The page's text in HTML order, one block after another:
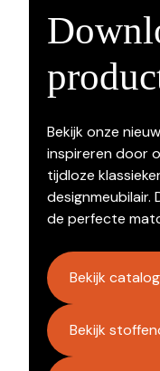
Bekijk onze
inspireren door
tijdloze
designmeubilair.
de perfecte
Bekijk
Bekijk